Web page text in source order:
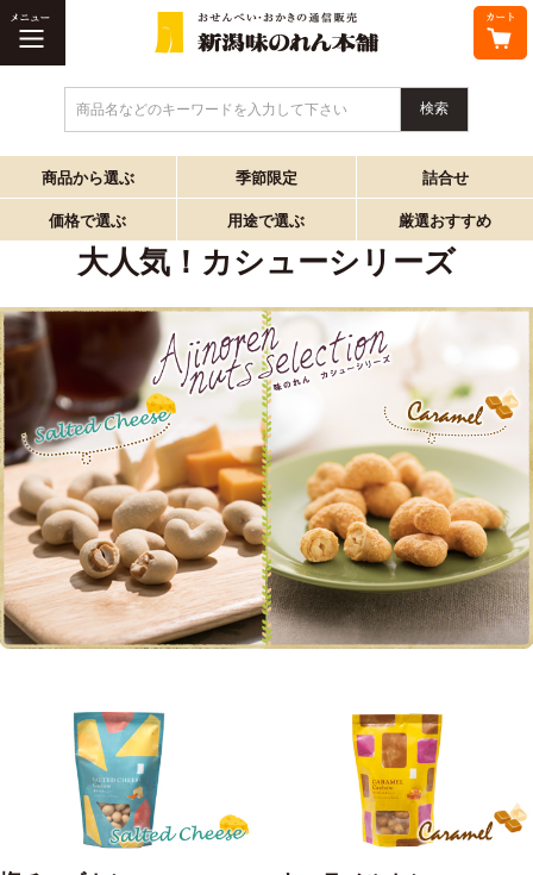
商品名などのキーワードを入力して下さい
商品から選ぶ 季節限定 詰合せ
価格で選ぶ 用途で選ぶ 厳選おすすめ
大人気！カシューシリーズ